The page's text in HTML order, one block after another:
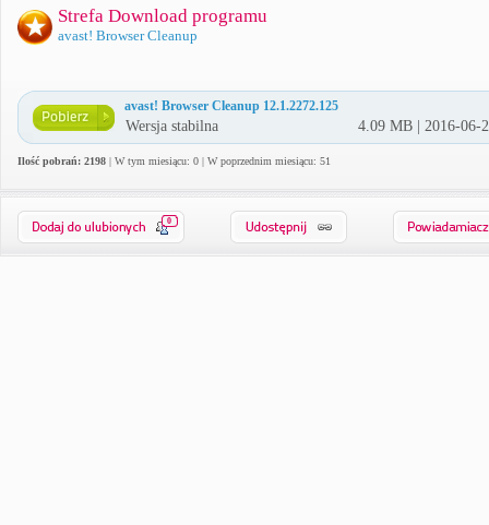
Strefa Download programu
avast! Browser Cleanup
avast! Browser Cleanup 12.1.2272.125
Wersja stabilna 4.09 MB | 2016-06-
Ilość pobrań: 2198 | W tym miesiącu: 0 | W poprzednim miesiącu: 51
0